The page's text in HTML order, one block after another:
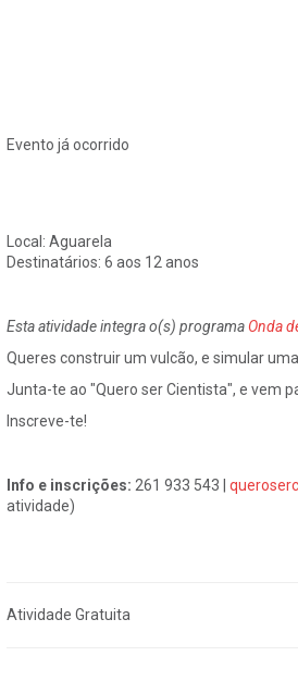
Evento já ocorrido
Local: Aguarela
Destinatários: 6 aos 12 anos
Esta atividade integra o(s) programa Onda
Queres construir um vulcão, e simular
Junta-te ao "Quero ser Cientista", e vem
Inscreve-te!
Info e inscrições: 261 933 543 |
atividade)
Atividade Gratuita